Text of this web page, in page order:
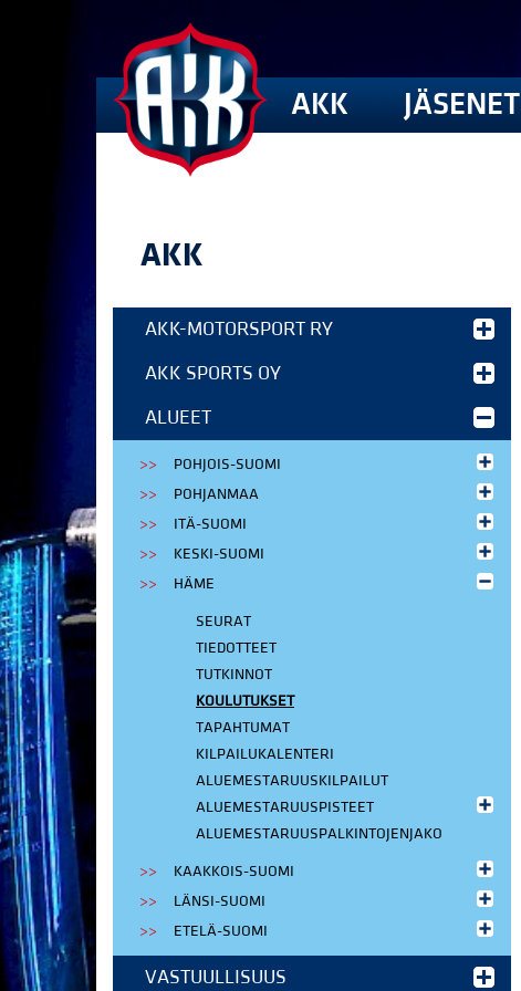
AKK JÄSENET
AKK
AKK-MOTORSPORT RY
AKK SPORTS OY
ALUEET
POHJOIS-SUOMI
POHJANMAA
ITÄ-SUOMI
KESKI-SUOMI
HÄME
SEURAT
TIEDOTTEET
TUTKINNOT
KOULUTUKSET
TAPAHTUMAT
KILPAILUKALENTERI
ALUEMESTARUUSKILPAILUT
ALUEMESTARUUSPISTEET
ALUEMESTARUUSPALKINTOJENJAKO
KAAKKOIS-SUOMI
LÄNSI-SUOMI
ETELÄ-SUOMI
VASTUULLISUUS